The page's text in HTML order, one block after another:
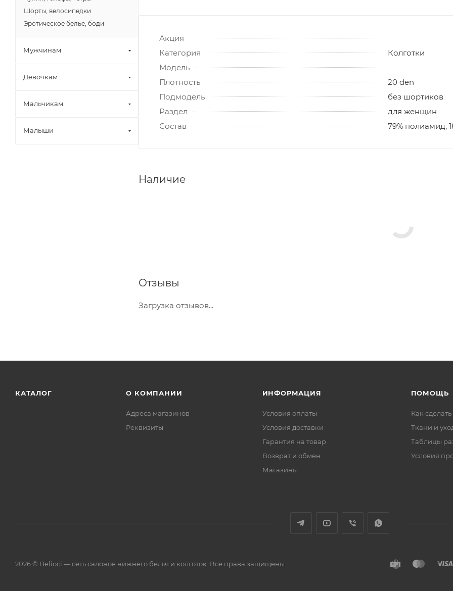
Акция
Категория
Колготки
Модель
Плотность
20 den
Подмодель
без шортиков
Раздел
для женщин
Состав
79% полиамид,
Наличие
Отзывы
Загрузка отзывов...
Шорты, велосипедки
Эротическое белье, боди
Мужчинам
Девочкам
Мальчикам
Малыши
КАТАЛОГ О КОМПАНИИ
Адреса магазинов
Реквизиты
ИНФОРМАЦИЯ
Условия оплаты
Условия доставки
Гарантия на товар
Возврат и обмен
Магазины
ПОМОЩЬ
Как сделать
Ткани и
Таблицы
Условия
2026 © Belioci — сеть салонов нижнего белья и колготок. Все права защищены.